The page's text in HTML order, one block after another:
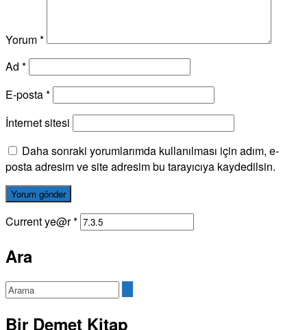
Yorum*
Ad *
E-posta*
İnternet sitesi
Daha sonraki yorumlarımda kullanılması için adım, e-
posta adresim ve site adresim bu tarayıcıya kaydedilsin.
Current ye@r*
Ara
Bir Demet Kitap